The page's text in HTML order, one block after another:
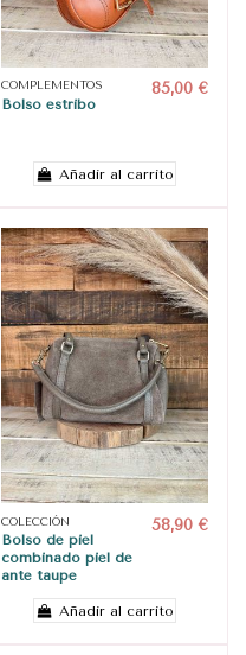
COMPLEMENTOS
Bolso estribo
85,00 €
Añadir al carrito
COLECCIÓN
Bolso de piel
combinado piel de
ante taupe
58,90 €
Añadir al carrito